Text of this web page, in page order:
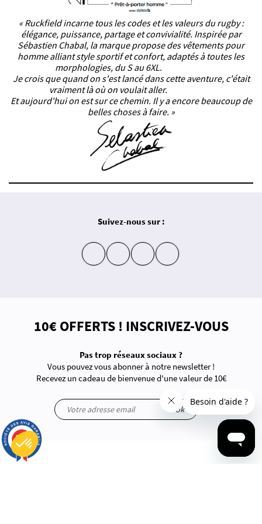
« Ruckfield incarne tous les codes et les valeurs du rugby :
élégance, puissance, partage et convivialité. Inspirée par
Sébastien Chabal, la marque propose des vêtements pour
homme alliant style sportif et confort, adaptés à toutes les
morphologies, du S au 6XL.
Je crois que quand on s'est lancé dans cette aventure, c'était
vraiment là où on voulait aller.
Et aujourd'hui on est sur ce chemin. Il y a encore beaucoup de
belles choses à faire. »
Suivez-nous sur :
insta fb yt in
10€ OFFERTS ! INSCRIVEZ-VOUS
Pas trop réseaux sociaux ?
Vous pouvez vous abonner à notre newsletter !
Recevez un cadeau de bienvenue d'une valeur de 10€
ok
9.7 /10
2903 avis